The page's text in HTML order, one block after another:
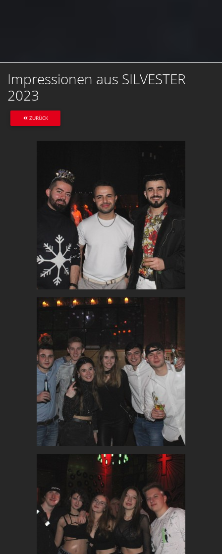
Impressionen aus SILVESTER
2023
ZURÜCK